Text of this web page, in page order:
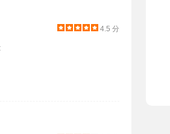
中。
应用程序。
4.5 分